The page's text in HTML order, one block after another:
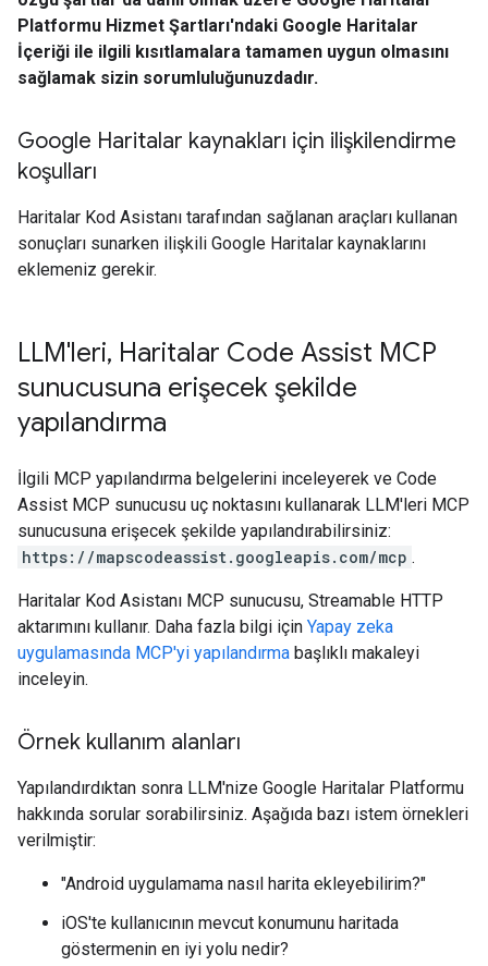
Platformu Hizmet Şartları'ndaki Google Haritalar
İçeriği ile ilgili kısıtlamalara tamamen uygun olmasını
sağlamak sizin sorumluluğunuzdadır.
Google Haritalar kaynakları için ilişkilendirme
koşulları
Haritalar Kod Asistanı tarafından sağlanan araçları kullanan
sonuçları sunarken ilişkili Google Haritalar kaynaklarını
eklemeniz gerekir.
LLM'leri, Haritalar Code Assist MCP
sunucusuna erişecek şekilde
yapılandırma
İlgili MCP yapılandırma belgelerini inceleyerek ve Code
Assist MCP sunucusu uç noktasını kullanarak LLM'leri MCP
sunucusuna erişecek şekilde yapılandırabilirsiniz:
https://mapscodeassist.googleapis.com/mcp .
Haritalar Kod Asistanı MCP sunucusu, Streamable HTTP
aktarımını kullanır. Daha fazla bilgi için Yapay zeka
uygulamasında MCP'yi yapılandırma başlıklı makaleyi
inceleyin.
Örnek kullanım alanları
Yapılandırdıktan sonra LLM'nize Google Haritalar Platformu
hakkında sorular sorabilirsiniz. Aşağıda bazı istem örnekleri
verilmiştir:
"Android uygulamama nasıl harita ekleyebilirim?"
iOS'te kullanıcının mevcut konumunu haritada
göstermenin en iyi yolu nedir?